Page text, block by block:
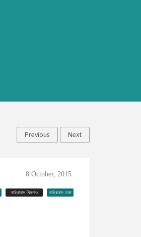
Previous Next
8 October, 2015
নাছিরাবাদ খিলগাও
নাছিরাবাদ ঢাকা